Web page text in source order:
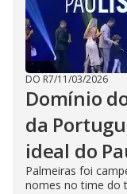
DO R7/11/03/2026
Domínio
da
ideal do
Palmeiras foi
nomes no time do